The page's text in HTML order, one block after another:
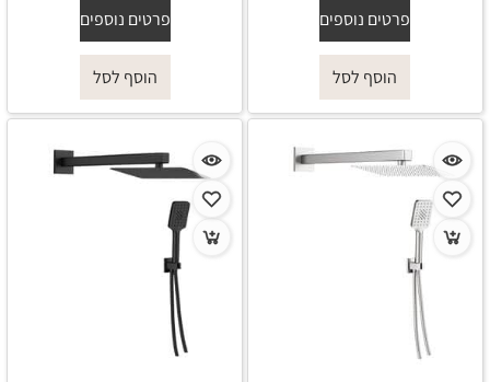
פרטים נוספים
הוסף לסל
פרטים נוספים
הוסף לסל